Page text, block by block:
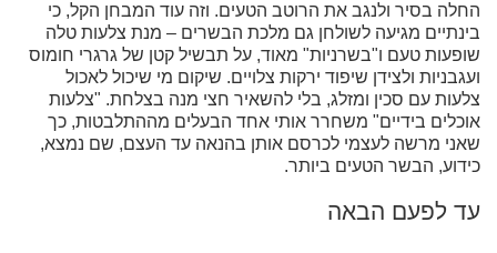
החלה בסיר ולנגב את הרוטב הטעים. וזה עוד המבחן הקל, כי
בינתיים מגיעה לשולחן גם מלכת הבשרים – מנת צלעות טלה
שופעות טעם ו"בשרניות" מאוד, על תבשיל קטן של גרגרי חומוס
ועגבניות ולצידן שיפוד ירקות צלויים. שיקום מי שיכול לאכול
צלעות עם סכין ומזלג, בלי להשאיר חצי מנה בצלחת. "צלעות
אוכלים בידיים" משחרר אותי אחד הבעלים מההתלבטות, כך
שאני מרשה לעצמי לכרסם אותן בהנאה עד העצם, שם נמצא,
כידוע, הבשר הטעים ביותר.
עד לפעם הבאה